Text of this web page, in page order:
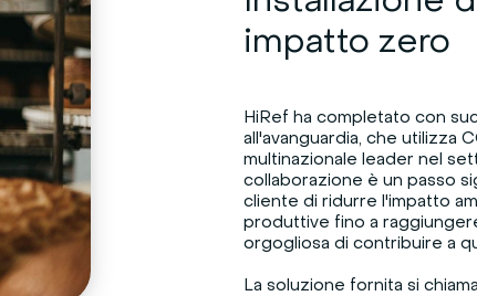
impatto zero
HiRef ha completato con
all'avanguardia, che utilizza
multinazionale leader nel
collaborazione è un passo
cliente di ridurre l'impatto
produttive fino a
orgogliosa di contribuire a
La soluzione fornita si chiama